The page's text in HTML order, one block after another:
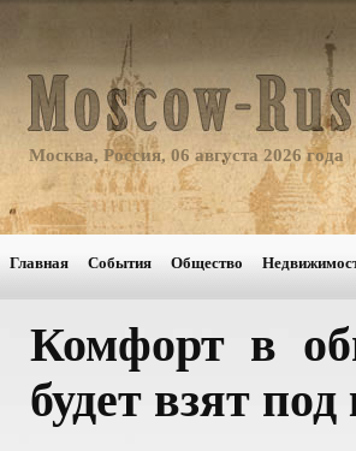
Москва, Россия, 06 августа 2026 года
Главная События Общество
Комфорт в
будет взят